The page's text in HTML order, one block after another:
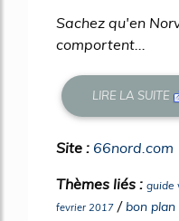
Sachez qu'en
comportent...
LIRE LA SUITE
Site : 66nord.com
Thèmes liés : guide
fevrier 2017 / bon